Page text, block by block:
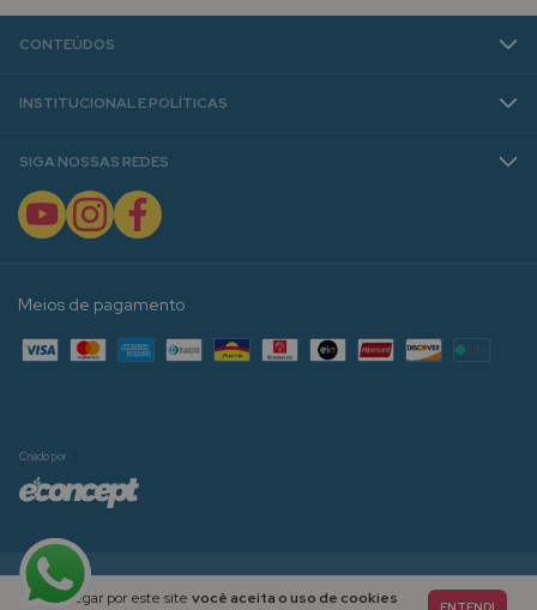
Ao navegar por este site você aceita o uso de cookies
CONTEÚDOS
INSTITUCIONAL E POLÍTICAS
SIGA NOSSAS REDES
Meios de pagamento
Criado por:
Copyright Janaína Spolidorio | Materiais Pedagógicos para Alfabetização e Ensino - 2026. Todos os
direitos reservados.